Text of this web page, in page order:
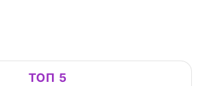
ТОП 5